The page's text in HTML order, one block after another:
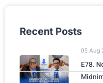
Recent Posts
05 Aug
E78.